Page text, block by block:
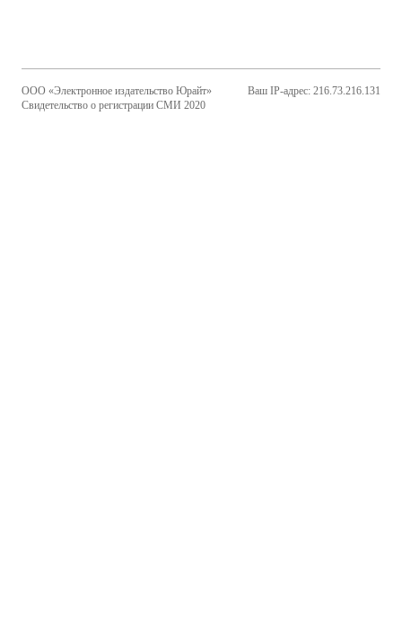
ООО «Электронное издательство Юрайт»
Свидетельство о регистрации СМИ 2020
Ваш IP-адрес: 216.73.216.131